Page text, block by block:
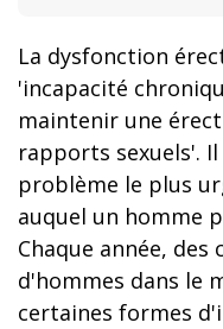
La dysfonction
'incapacité
maintenir une
rapports sexuels'.
problème le plus
auquel un homme
Chaque année,
d'hommes dans le
certaines formes